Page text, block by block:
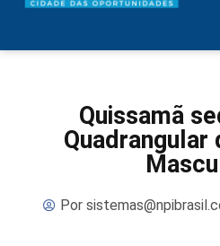
Quissamã
Quadrangular
Por